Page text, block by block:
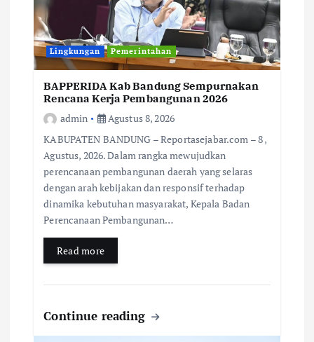
Lingkungan Pemerintahan
BAPPERIDA Kab Bandung Sempurnakan
Rencana Kerja Pembangunan 2026
admin
Agustus 8, 2026
KABUPATEN BANDUNG – Reportasejabar.com – 8 ,
Agustus, 2026. Dalam rangka mewujudkan
perencanaan pembangunan daerah yang selaras
dengan arah kebijakan dan responsif terhadap
dinamika kebutuhan masyarakat, Kepala Badan
Perencanaan Pembangunan…
Read more
Continue reading